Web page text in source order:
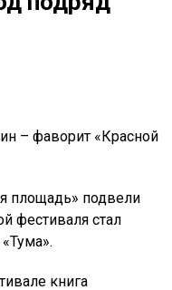
– фаворит «Красной
площадь» подвели
фестиваля стал
книга